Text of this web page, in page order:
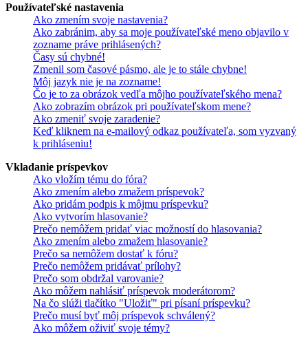
Používateľské nastavenia
Ako zmením svoje nastavenia?
Ako zabránim, aby sa moje používateľské meno objavilo v
zozname práve prihlásených?
Časy sú chybné!
Zmenil som časové pásmo, ale je to stále chybne!
Môj jazyk nie je na zozname!
Čo je to za obrázok vedľa môjho používateľského mena?
Ako zobrazím obrázok pri používateľskom mene?
Ako zmeniť svoje zaradenie?
Keď kliknem na e-mailový odkaz používateľa, som vyzvaný
k prihláseniu!
Vkladanie príspevkov
Ako vložím tému do fóra?
Ako zmením alebo zmažem príspevok?
Ako pridám podpis k môjmu príspevku?
Ako vytvorím hlasovanie?
Prečo nemôžem pridať viac možností do hlasovania?
Ako zmením alebo zmažem hlasovanie?
Prečo sa nemôžem dostať k fóru?
Prečo nemôžem pridávať prílohy?
Prečo som obdržal varovanie?
Ako môžem nahlásiť príspevok moderátorom?
Na čo slúži tlačítko "Uložiť" pri písaní príspevku?
Prečo musí byť môj príspevok schválený?
Ako môžem oživiť svoje témy?